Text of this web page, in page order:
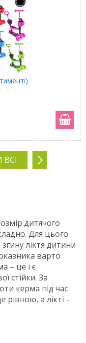
дитячого
Для цього
ліктя дитини
варто
– це і є
стійки. За
керма під час
рівною, а лікті –